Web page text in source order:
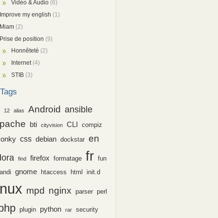
Vidéo & Audio (6)
Improve my english (1)
Miam (2)
Prise de position (9)
Honnêteté (2)
Internet (4)
STIB (3)
Tags
12 alias Android ansible
bti cityvision CLI compiz
css debian dockstar en
find firefox formatage fr fun
gnome htaccess html init.d
mpd nginx parser perl
plugin python rar security